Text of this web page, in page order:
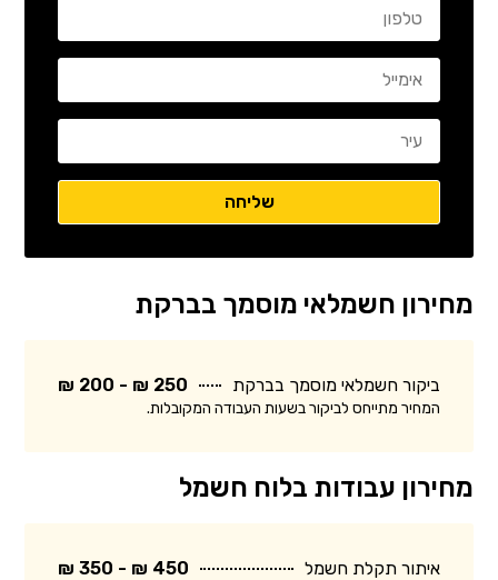
מחירון חשמלאי מוסמך בברקת
ביקור חשמלאי מוסמך בברקת 250 ₪ - 200 ₪
המחיר מתייחס לביקור בשעות העבודה המקובלות.
מחירון עבודות בלוח חשמל
איתור תקלת חשמל 450 ₪ - 350 ₪